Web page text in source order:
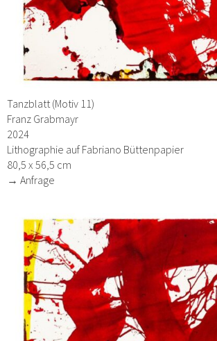
Tanzblatt (Motiv 11)
Franz Grabmayr
2024
Lithographie auf Fabriano Büttenpapier
80,5 x 56,5 cm
→ Anfrage